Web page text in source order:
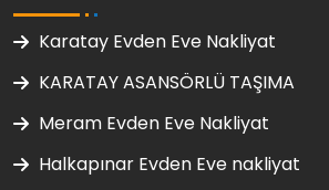
Karatay Evden Eve Nakliyat
KARATAY ASANSÖRLÜ TAŞIMA
Meram Evden Eve Nakliyat
Halkapınar Evden Eve nakliyat